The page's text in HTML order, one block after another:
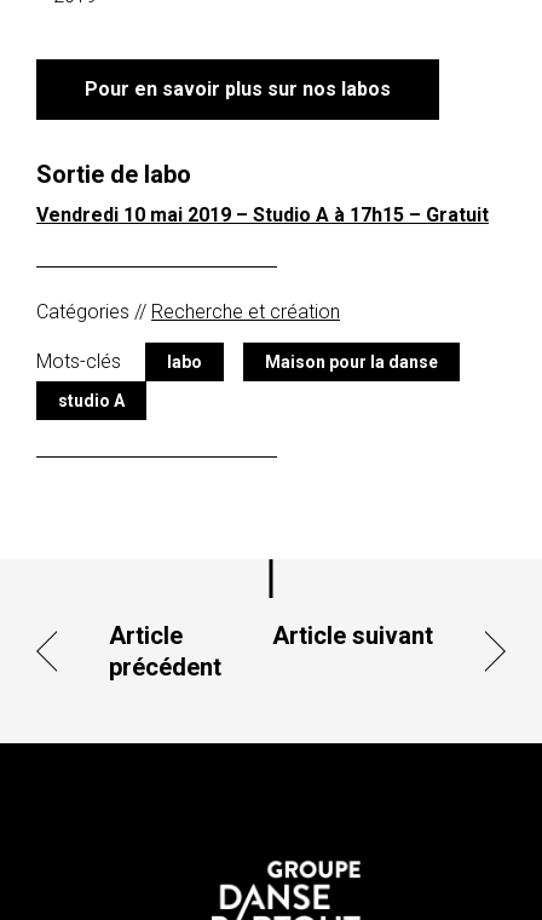
Pour en savoir plus sur nos labos
Sortie de labo
Vendredi 10 mai 2019 – Studio A à 17h15 – Gratuit
Catégories // Recherche et création
Mots-clés labo
Maison pour la danse
studio A
Article
précédent
Article suivant